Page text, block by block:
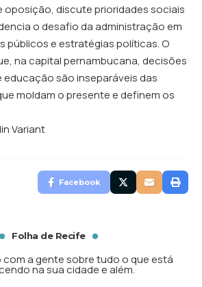
oposição, discute prioridades sociais
o desafio da administração em
públicos e estratégias políticas. O
na capital pernambucana, decisões
são inseparáveis das
moldam o presente e definem os
Variant
Facebook
Folha de Recife
com a gente sobre tudo o que está
na sua cidade e além.